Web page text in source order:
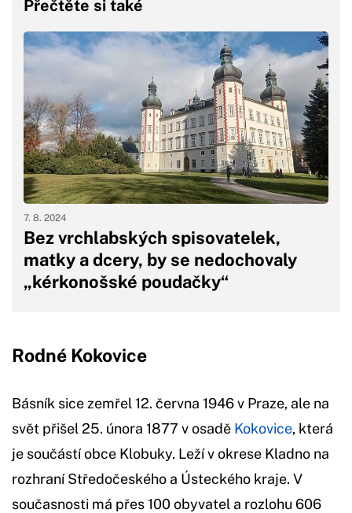
Přečtěte si také
Bez vrchlabských spisovatelek,
matky a dcery, by se nedochovaly
„kérkonošské poudačky“
7. 8. 2024
Rodné Kokovice
Básník sice zemřel 12. června 1946 v Praze, ale na
svět přišel 25. února 1877 v osadě Kokovice, která
je součástí obce Klobuky. Leží v okrese Kladno na
rozhraní Středočeského a Ústeckého kraje. V
současnosti má přes 100 obyvatel a rozlohu 606